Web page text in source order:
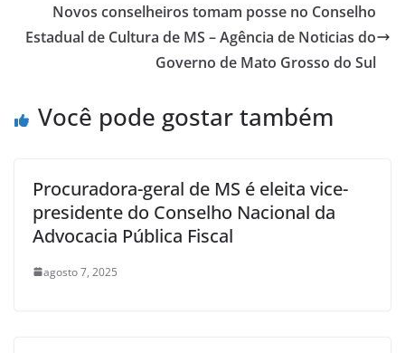
Novos conselheiros tomam posse no Conselho
Estadual de Cultura de MS – Agência de Noticias do
Governo de Mato Grosso do Sul
Você pode gostar também
Procuradora-geral de MS é eleita vice-
presidente do Conselho Nacional da
Advocacia Pública Fiscal
agosto 7, 2025